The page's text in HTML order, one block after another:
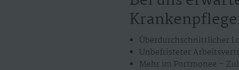
Überdurchschnittlicher
Unbefristeter
Mehr im Portmonee –